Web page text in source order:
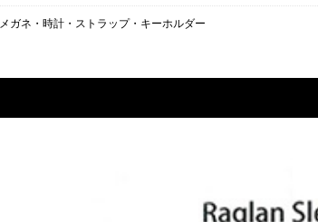
メガネ・時計・ストラップ・キーホルダー